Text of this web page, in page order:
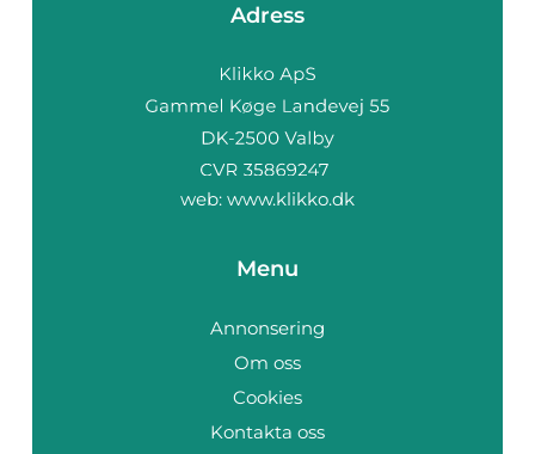
Adress
web: www.klikko.dk
Menu
Annonsering
Om oss
Cookies
Kontakta oss